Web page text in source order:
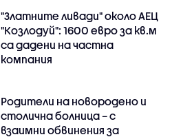
"Златните ливади" около АЕЦ
"Козлодуй": 1600 евро за кв.м
са дадени на частна
компания
Родители на новородено и
столична болница – с
взаимни обвинения за